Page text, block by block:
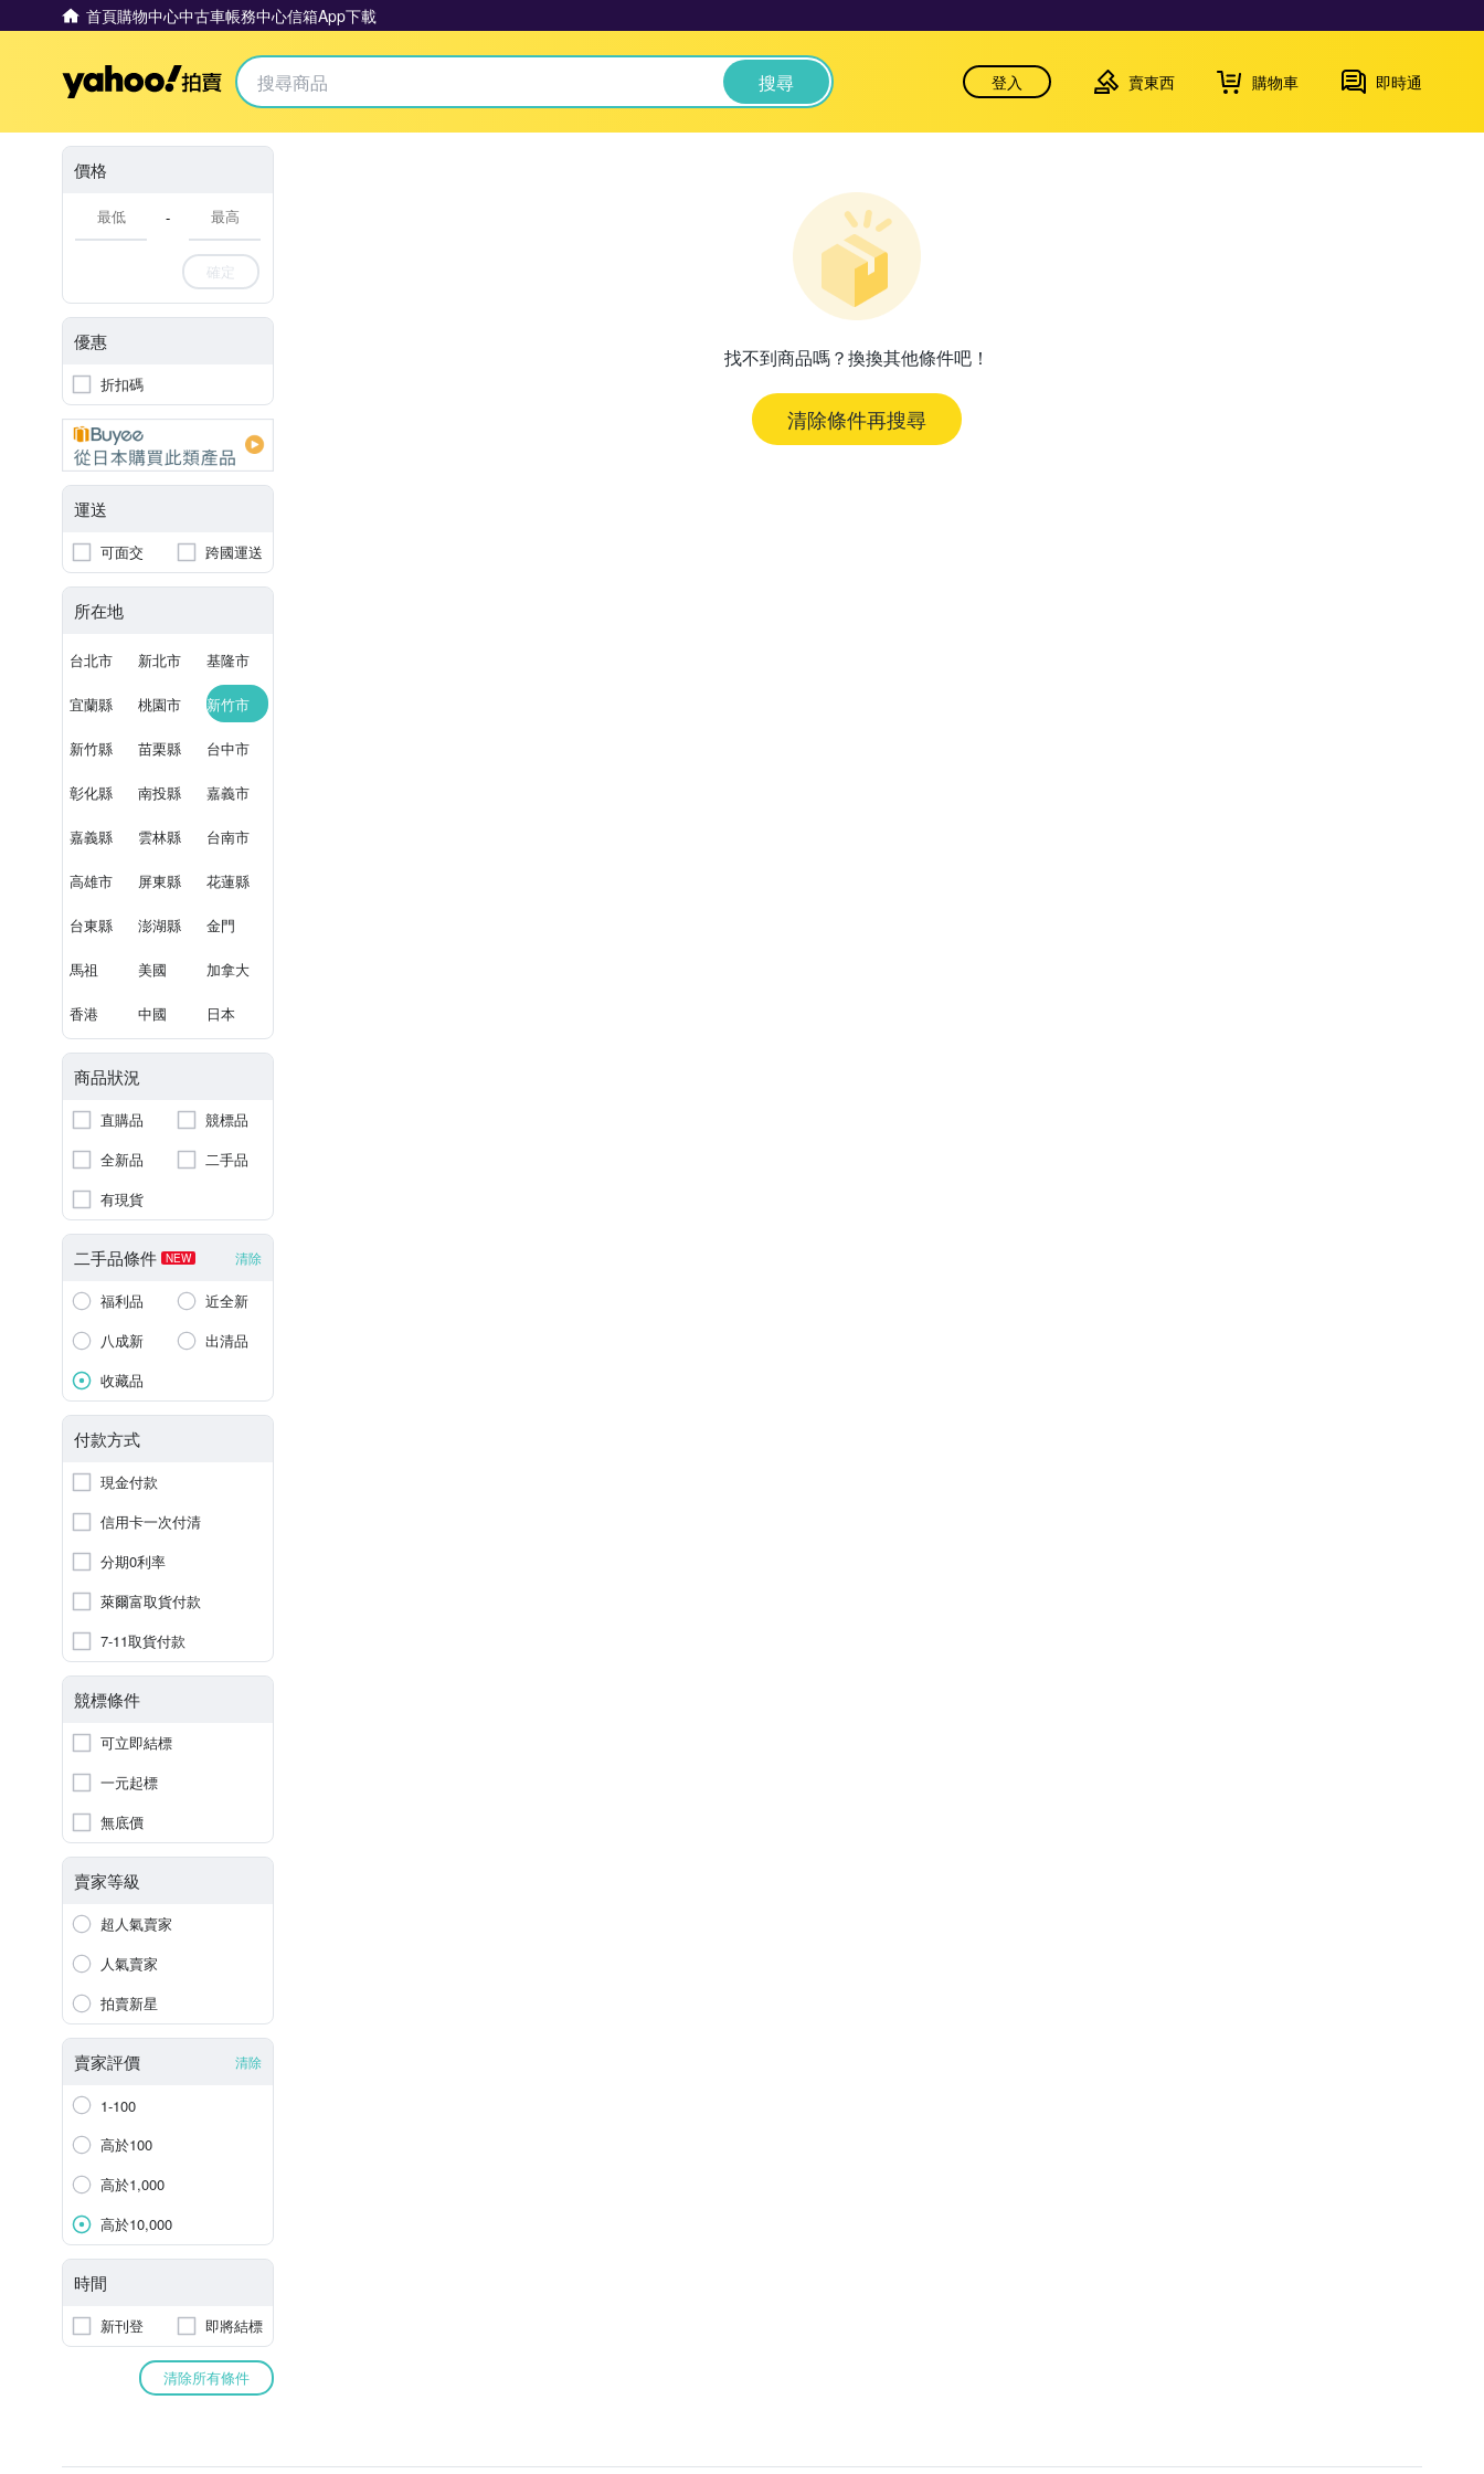
首頁購物中心中古車帳務中心信箱App下載
Yahoo拍賣 搜尋 登入 賣東西 購物車 即時通
價格
-
確定
優惠
折扣碼
運送
可面交 跨國運送
所在地
台北市 新北市 基隆市
宜蘭縣 桃園市 新竹市
新竹縣 苗栗縣 台中市
彰化縣 南投縣 嘉義市
嘉義縣 雲林縣 台南市
高雄市 屏東縣 花蓮縣
台東縣 澎湖縣 金門
馬祖 美國 加拿大
香港 中國 日本
商品狀況
直購品
競標品
全新品
二手品
有現貨
二手品條件 NEW 清除
福利品
近全新
八成新
出清品
收藏品
付款方式
現金付款
信用卡一次付清
分期0利率
萊爾富取貨付款
7-11取貨付款
競標條件
可立即結標
一元起標
無底價
賣家等級
超人氣賣家
人氣賣家
拍賣新星
賣家評價 清除
1-100
高於100
高於1,000
高於10,000
時間
新刊登 即將結標
清除所有條件
找不到商品嗎？換換其他條件吧！
清除條件再搜尋